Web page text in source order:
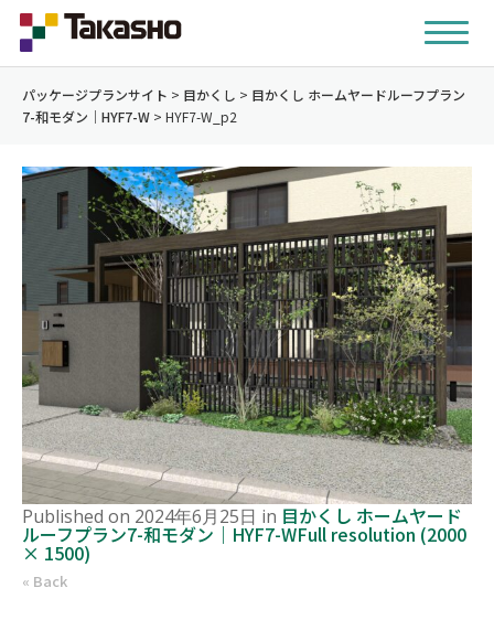
パッケージプランサイト > 目かくし > 目かくし ホームヤードルーフプラン
7-和モダン｜HYF7-W > HYF7-W_p2
Published on 2024年6月25日 in 目かくし ホームヤード
ルーフプラン7-和モダン｜HYF7-WFull resolution (2000
× 1500)
« Back